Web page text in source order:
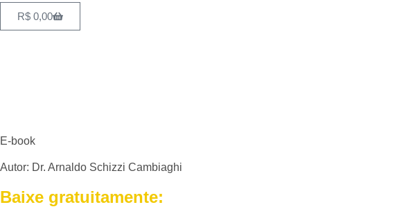
R$ 0,00
E-book
Autor: Dr. Arnaldo Schizzi Cambiaghi
Baixe gratuitamente: